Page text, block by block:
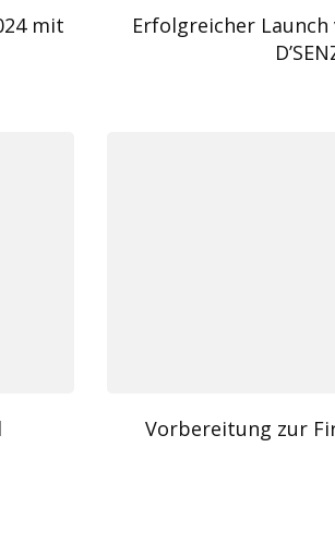
mit
Erfolgreicher Launch
Vorbereitung zur